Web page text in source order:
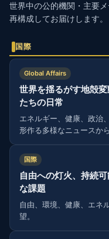
世界中の公的機関・主要
再構成してお届けします。
国際
Global Affairs
世界を揺るがす地殻
たちの日常
エネルギー、健康、政治
形作る多様なニュースか
国際
自由への灯火、持続
な課題
自由、環境、健康、エネ
望。